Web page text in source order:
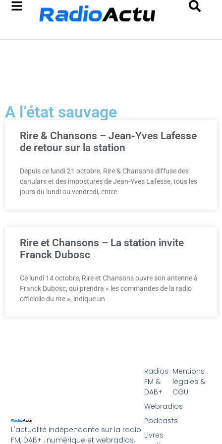
A l’état sauvage
Rire & Chansons – Jean-Yves Lafesse
de retour sur la station
Depuis ce lundi 21 octobre, Rire & Chansons diffuse des
canulars et des impostures de Jean-Yves Lafesse, tous les
jours du lundi au vendredi, entre
Rire et Chansons – La station invite
Franck Dubosc
Ce lundi 14 octobre, Rire et Chansons ouvre son antenne à
Franck Dubosc, qui prendra « les commandes de la radio
officielle du rire », indique un
L'actualité indépendante sur la radio
FM, DAB+ , numérique et webradios.
Radios
FM &
DAB+
Webradios
Podcasts
Livres
Mentions
légales &
CGU